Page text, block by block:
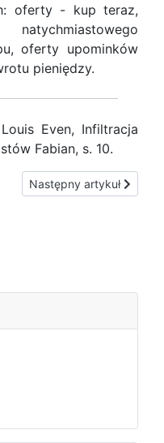
oferty - kup teraz,
oferty upominków
pieniędzy.
Even, Infiltracja
Fabian, s. 10.
kościelnym
Następny artykuł:
Następny artykuł
results.